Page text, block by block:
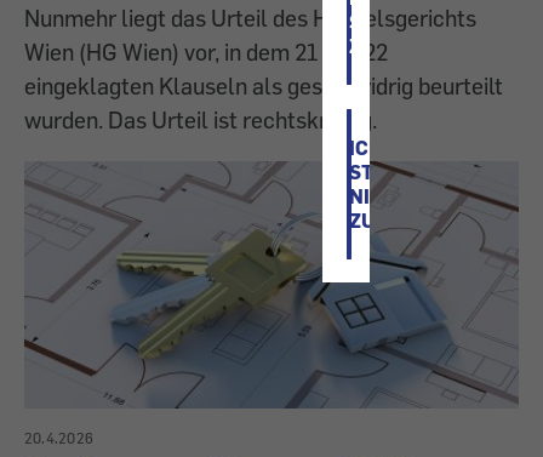
STIMME
ZU
ICH
STIMME
NICHT
ZU
Nunmehr liegt das Urteil des Handelsgerichts
Wien (HG Wien) vor, in dem 21 von 22
eingeklagten Klauseln als gesetzwidrig beurteilt
wurden. Das Urteil ist rechtskräftig.
20.4.2026